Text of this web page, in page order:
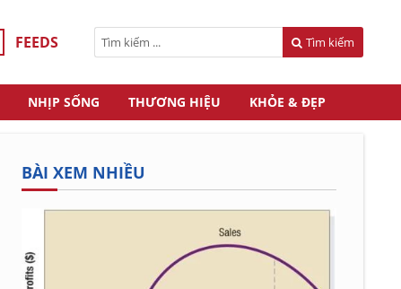
FEEDS Tìm kiếm
NHỊP SỐNG THƯƠNG HIỆU KHỎE & ĐẸP
BÀI XEM NHIỀU